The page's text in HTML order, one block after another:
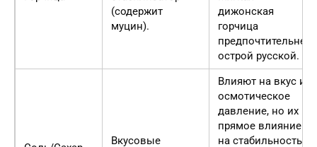
(содержит
муцин).
дижонская
горчица
предпочтительнее
острой русской.
Вкусовые
Влияют на вкус и
осмотическое
давление, но их
прямое влияние
на стабильность